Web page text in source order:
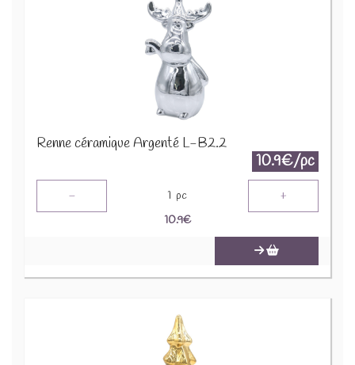
Renne céramique Argenté L-B2.2
10.9€/pc
- 1 pc +
10.9€